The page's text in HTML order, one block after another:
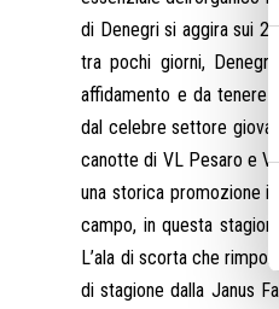
di Denegri si aggira sui
tra pochi giorni,
affidamento e da tenere
dal celebre settore
canotte di VL Pesaro e
una storica promozione
campo, in questa
L’ala di scorta che
di stagione dalla Janus